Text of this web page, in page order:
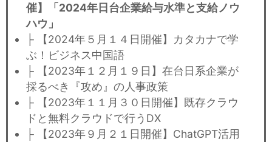
催】「2024年日台企業給与水準と支給ノウ
ハウ」
├ 【2024年５月１４日開催】カタカナで学
ぶ！ビジネス中国語
├ 【2023年１２月１９日】在台日系企業が
採るべき『攻め』の人事政策
├ 【2023年１１月３０日開催】既存クラウ
ドと無料クラウドで行うDX
├ 【2023年９月２１日開催】ChatGPT活用